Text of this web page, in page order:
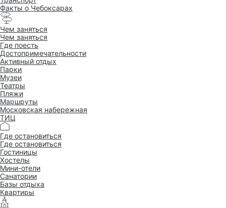
Факты о Чебоксарах
Чем заняться
Чем заняться
Где поесть
Достопримеча­тельности
Активный отдых
Парки
Музеи
Театры
Пляжи
Маршруты
Московская набережная
ТИЦ
Где остановиться
Где остановиться
Гостиницы
Хостелы
Мини-отели
Санатории
Базы отдыха
Квартиры